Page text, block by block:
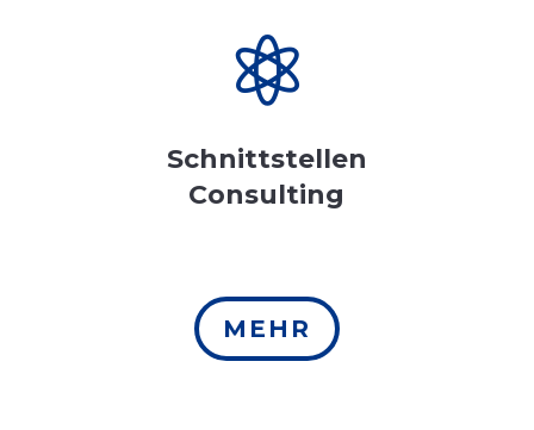

Schnittstellen
Consulting
MEHR